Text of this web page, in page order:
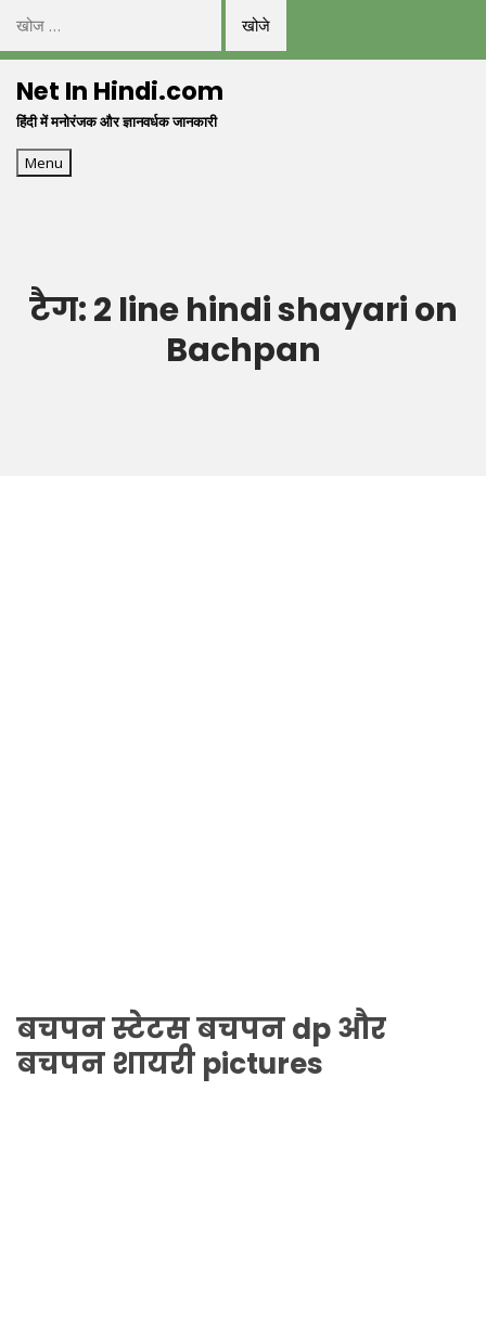
निम्न
को
खोजें:Net In Hindi.com
हिंदी में मनोरंजक और ज्ञानवर्धक जानकारी
Menu
टैग:2 line hindi shayari on
Bachpan
बचपनस्टेटसबचपनdp और
बचपन शायरी pictures